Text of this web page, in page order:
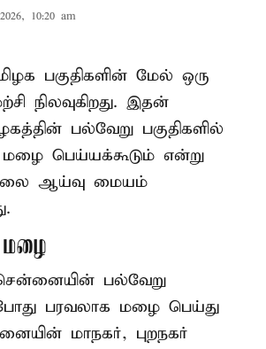
10:20 am
பகுதிகளின் மேல் ஒரு
நிலவுகிறது. இதன்
பல்வேறு பகுதிகளில்
மழை பெய்யக்கூடும் என்று
ஆய்வு மையம்
பல்வேறு
பரவலாக மழை பெய்து
மாநகர், புறநகர்